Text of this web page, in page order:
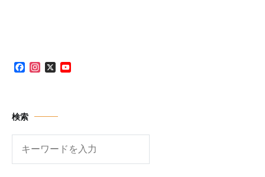
ー
ン
Facebook
Instagram
X
検索